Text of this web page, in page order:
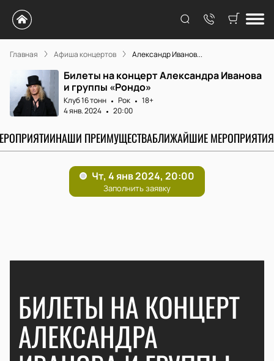
Главная Афиша концертов Александр Иванов...
Билеты на концерт Александра Иванова
и группы «Рондо»
Клуб 16 тонн Рок
18+
4 янв. 2024
20:00
НАШИ ПРЕИМУЩЕСТВАБЛИЖАЙШИЕ МЕРОПРИЯТИЯ
БИЛЕТЫ НА КОНЦЕРТ
АЛЕКСАНДРА